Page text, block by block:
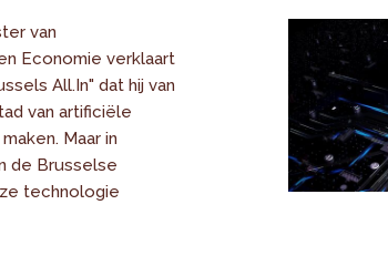
van
Economie verklaart
All.In" dat hij van
van artificiële
Maar in
de Brusselse
technologie